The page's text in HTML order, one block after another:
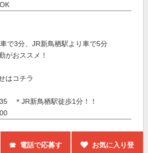
で3分、JR新鳥栖駅より車で5分
がおススメ！
はコチラ
＊JR新鳥栖駅徒歩1分！！
☎ 電話で応募す
お気に入り登